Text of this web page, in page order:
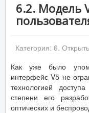
6.2. Модель
Категория: 6.
Как уже было
интерфейс V5 не
технологией
степени его
оптических и